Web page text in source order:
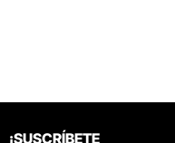
¡SUSCRÍBETE